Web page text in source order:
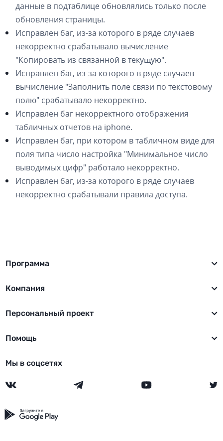
данные в подтаблице обновлялись только после
обновления страницы.
Исправлен баг, из-за которого в ряде случаев
некорректно срабатывало вычисление
"Копировать из связанной в текущую".
Исправлен баг, из-за которого в ряде случаев
вычисление "Заполнить поле связи по текстовому
полю" срабатывало некорректно.
Исправлен баг некорректного отображения
табличных отчетов на iphone.
Исправлен баг, при котором в табличном виде для
поля типа число настройка "Минимальное число
выводимых цифр" работало некорректно.
Исправлен баг, из-за которого в ряде случаев
некорректно срабатывали правила доступа.
Программа
Компания
Персональный проект
Помощь
Мы в соцсетях